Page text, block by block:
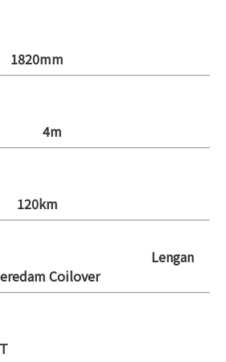
Roda
1820mm
Pusing
4m
120km
Lengan
Coilover
Pintar